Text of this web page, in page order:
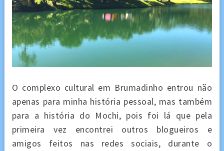
O complexo cultural em Brumadinho entrou não
apenas para minha história pessoal, mas também
para a história do Mochi, pois foi lá que pela
primeira vez encontrei outros blogueiros e
amigos feitos nas redes sociais, durante o